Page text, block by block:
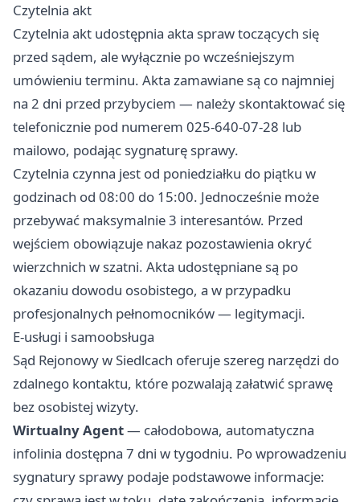
Czytelnia akt
Czytelnia akt udostępnia akta spraw toczących się
przed sądem, ale wyłącznie po wcześniejszym
umówieniu terminu. Akta zamawiane są co najmniej
na 2 dni przed przybyciem — należy skontaktować się
telefonicznie pod numerem 025-640-07-28 lub
mailowo, podając sygnaturę sprawy.
Czytelnia czynna jest od poniedziałku do piątku w
godzinach od 08:00 do 15:00. Jednocześnie może
przebywać maksymalnie 3 interesantów. Przed
wejściem obowiązuje nakaz pozostawienia okryć
wierzchnich w szatni. Akta udostępniane są po
okazaniu dowodu osobistego, a w przypadku
profesjonalnych pełnomocników — legitymacji.
E-usługi i samoobsługa
Sąd Rejonowy w Siedlcach oferuje szereg narzędzi do
zdalnego kontaktu, które pozwalają załatwić sprawę
bez osobistej wizyty.
Wirtualny Agent— całodobowa, automatyczna
infolinia dostępna 7 dni w tygodniu. Po wprowadzeniu
sygnatury sprawy podaje podstawowe informacje: